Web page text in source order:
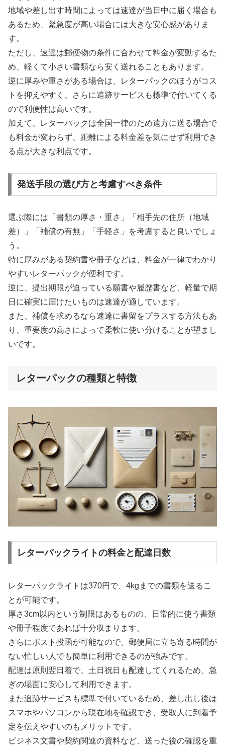
地域や差し出す時間によっては速達が当日中に届く場合も
あるため、緊急度が高い場合には大きな安心感がありま
す。
ただし、速達は郵便物の条件に合わせて料金が変動するた
め、軽くて小さい書類なら安く送れることもあります。
逆に厚みや重さがある場合は、レターパックのほうがコス
トを抑えやすく、さらに追跡サービスも標準で付いてくる
ので利便性は高いです。
加えて、レターパックは全国一律のため遠方に送る場合で
も料金が変わらず、距離による料金差を気にせず利用でき
る点が大きな利点です。
発送手段の選び方と考慮すべき条件
選ぶ際には「書類の厚さ・重さ」「相手先の住所（地域
差）」「補償の有無」「手軽さ」を考慮すると良いでしょ
う。
特に厚みがある契約書や冊子などは、料金が一律でわかり
やすいレターパックが便利です。
逆に、提出期限が迫っている願書や履歴書など、軽量で期
日に確実に届けたいものは速達が適しています。
また、補償を求めるなら速達に書留をプラスする方法もあ
り、重要度の高さによって柔軟に使い分けることが望まし
いです。
レターパックの種類と特徴
レターパックライトの料金と配達日数
レターパックライトは370円で、4kgまでの書類を送るこ
とが可能です。
厚さ3cm以内という制限はあるものの、日常的に使う書類
や冊子程度であれば十分収まります。
さらにポスト投函が可能なので、郵便局に立ち寄る時間が
ない忙しい人でも簡単に利用できるのが強みです。
配達は原則翌日着で、土日祝日も配達してくれるため、急
ぎの場面に安心して利用できます。
また追跡サービスも標準で付いているため、差し出し後は
スマホやパソコンから現在地を確認でき、受取人に到着予
定を伝えやすいのもメリットです。
ビジネス文書や契約関連の資料など、送った後の確認を重